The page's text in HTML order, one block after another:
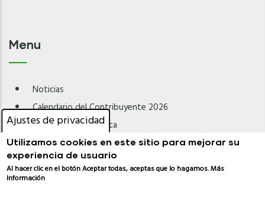
Menu
Noticias
Calendario del Contribuyente 2026
Normativa Urbanística
Calendario Punto Limpio Móvil 2026
Bono Social de Electricidad
Ajustes de privacidad
Utilizamos cookies en este sitio para mejorar su
experiencia de usuario
Al hacer clic en el botón Aceptar todas, aceptas que lo hagamos.Más
Información